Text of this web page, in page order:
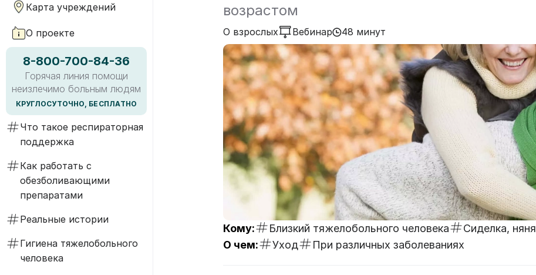
Карта учреждений
О проекте
8-800-700-84-36
Горячая линия помощи
неизлечимо больным людям
КРУГЛОСУТОЧНО, БЕСПЛАТНО
Что такое респираторная
поддержка
Как работать с
обезболивающими
препаратами
Реальные истории
Гигиена тяжелобольного
человека
возрастом
О взрослых Вебинар 48 минут
Кому: Близкий тяжелобольного человека
Сиделка, няня
О чем:
Уход При различных заболеваниях